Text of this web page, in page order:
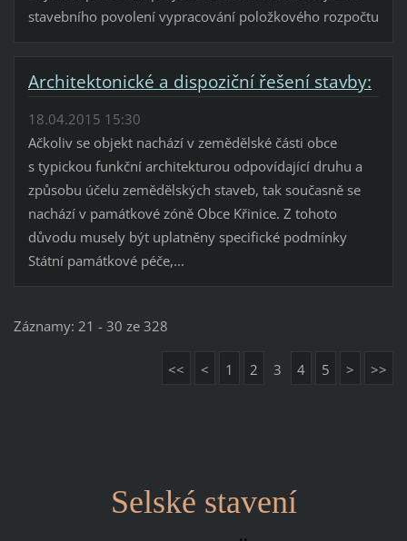
stavebního povolení vypracování položkového rozpočtu
Architektonické a dispoziční řešení stavby:
18.04.2015 15:30
Ačkoliv se objekt nachází v zemědělské části obce
s typickou funkční architekturou odpovídající druhu a
způsobu účelu zemědělských staveb, tak současně se
nachází v památkové zóně Obce Křinice. Z tohoto
důvodu musely být uplatněny specifické podmínky
Státní památkové péče,...
Záznamy: 21 - 30 ze 328
<< < 1 2 3 4 5 > >>
Selské stavení